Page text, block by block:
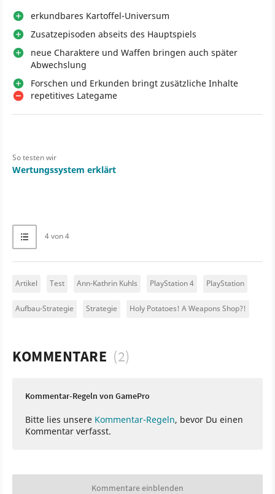
erkundbares Kartoffel-Universum
Zusatzepisoden abseits des Hauptspiels
neue Charaktere und Waffen bringen auch später
Abwechslung
Forschen und Erkunden bringt zusätzliche Inhalte
repetitives Lategame
So testen wir
Wertungssystem erklärt
4 von 4
Artikel Test Ann-Kathrin Kuhls PlayStation 4 PlayStation
Aufbau-Strategie Strategie Holy Potatoes! A Weapons Shop?!
KOMMENTARE (2)
Kommentar-Regeln von GamePro
Bitte lies unsere Kommentar-Regeln, bevor Du einen
Kommentar verfasst.
Kommentare einblenden